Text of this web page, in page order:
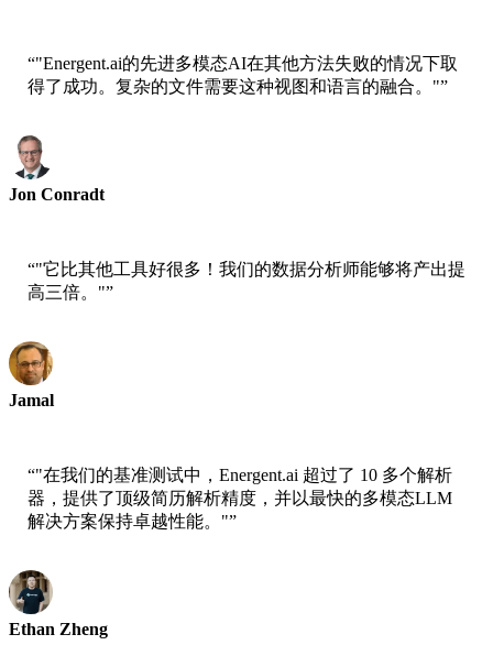
“"Energent.ai的先进多模态AI在其他方法失败的情况下取
得了成功。复杂的文件需要这种视图和语言的融合。"”
Jon Conradt
“"它比其他工具好很多！我们的数据分析师能够将产出提
高三倍。"”
Jamal
“"在我们的基准测试中，Energent.ai 超过了 10 多个解析
器，提供了顶级简历解析精度，并以最快的多模态LLM
解决方案保持卓越性能。"”
Ethan Zheng